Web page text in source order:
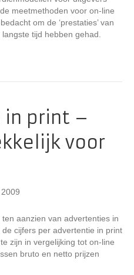
meetmethoden voor on-line
om de ‘prestaties’ van
tijd hebben gehad.
print –
voor
aanzien van advertenties in
cijfers per advertentie in print
zijn in vergelijking tot on-line
bruto en netto prijzen